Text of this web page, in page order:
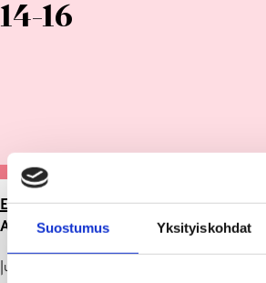
Suostumus Yksityiskohdat
14-16
ETUSIVU>ARTIKKELIT>SKAPA-
ALOITUSSEMINAARI 29.11.KLO 14-16
Julkaistu: 27.11.23